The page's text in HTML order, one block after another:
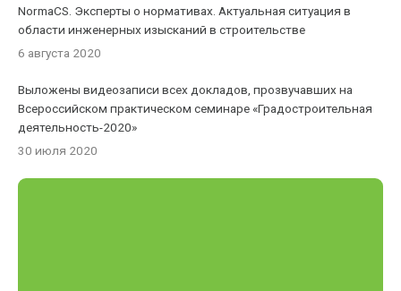
NormaCS. Эксперты о нормативах. Актуальная ситуация в
области инженерных изысканий в строительстве
6 августа 2020
Выложены видеозаписи всех докладов, прозвучавших на
Всероссийском практическом семинаре «Градостроительная
деятельность-2020»
30 июля 2020